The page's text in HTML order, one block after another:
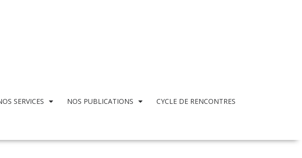
SERVICES NOS PUBLICATIONS CYCLE DE RENCONTRES